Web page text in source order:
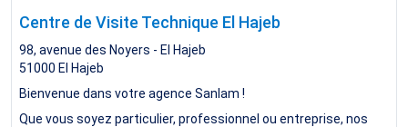
Centre de Visite Technique El Hajeb
98, avenue des Noyers - El Hajeb
51000 El Hajeb
Bienvenue dans votre agence Sanlam !
Que vous soyez particulier, professionnel ou entreprise, nos